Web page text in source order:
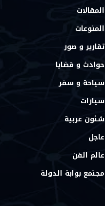
المقالات
المنوعات
تقارير و صور
حوادث و قضايا
سياحة و سفر
سيارات
شئون عربية
عاجل
عالم الفن
مجتمع بوابة الدولة